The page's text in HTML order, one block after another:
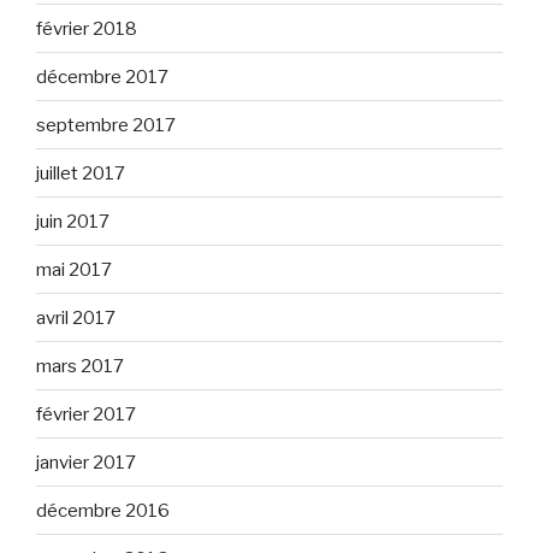
février 2018
décembre 2017
septembre 2017
juillet 2017
juin 2017
mai 2017
avril 2017
mars 2017
février 2017
janvier 2017
décembre 2016